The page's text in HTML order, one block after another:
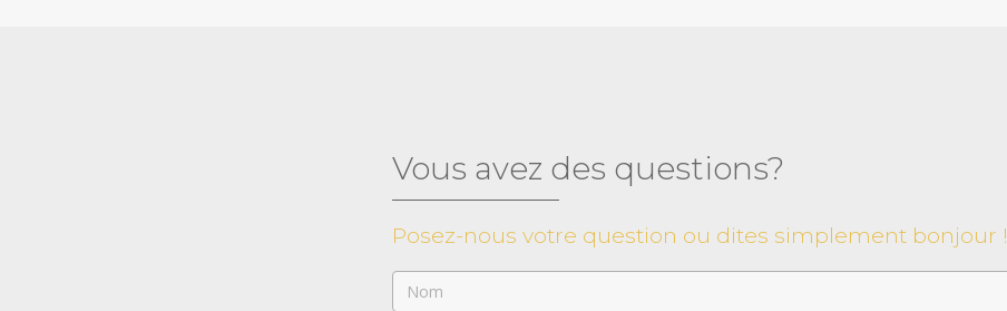
Vous avez des questions?
Posez-nous votre question ou dites simplement bonjour !